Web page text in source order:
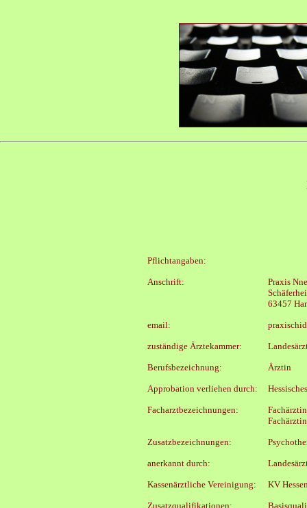
Pflichtangaben:
Anschrift:
Praxis
63457
email:
zuständige Ärztekammer:
Berufsbezeichnung: Ärztin
Approbation verliehen durch:
Facharztbezeichnungen:
Zusatzbezeichnungen:
anerkannt durch:
Kassenärztliche Vereinigung: KV
Zusatzqualifikationen: